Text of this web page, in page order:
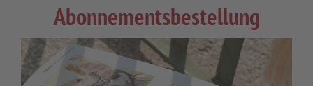
Abonnementsbestellung